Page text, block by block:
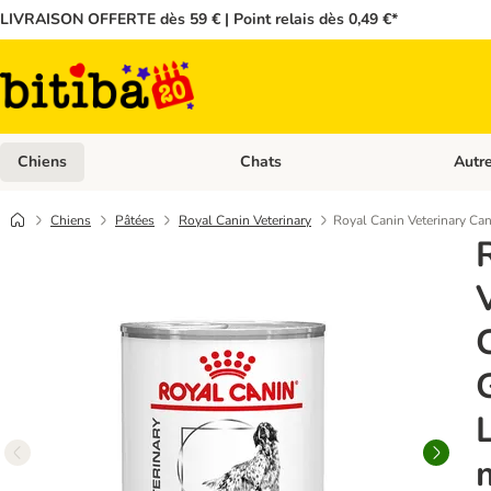
LIVRAISON OFFERTE dès 59 € | Point relais dès 0,49 €*
Chiens Dérouler les catégories: Chiens
Chats
Chiens Pâtées Royal Canin Veterinary Royal Canin Veterinary